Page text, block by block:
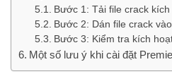
Bước 1: Tải file crack kích
Bước 2: Dán file crack
Bước 3: Kiểm tra kích
Một số lưu ý khi cài đặt